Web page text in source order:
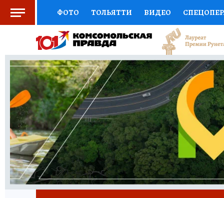
ФОТО ТОЛЬЯТТИ ВИДЕО
СОЦПОДДЕРЖКА НАУКА СПОРТ
ВЫБОР ЭКСПЕРТОВ ДОКТОР
КНИЖНАЯ ПОЛКА ПРОГНОЗЫ НА СПОРТ
ПРЕСС-ЦЕНТР НЕДВИЖИМОСТЬ
КОЛЛЕКЦИИ КП РЕКЛАМА ОБЪЯВЛЕНИЯ